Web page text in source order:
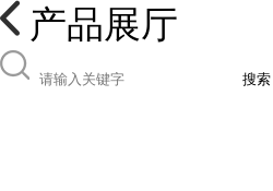
产品展厅
搜索